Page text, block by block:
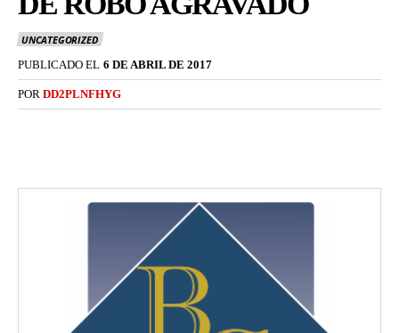
UNCATEGORIZED
PUBLICADO EL 6 DE ABRIL DE 2017
POR DD2PLNFHYG